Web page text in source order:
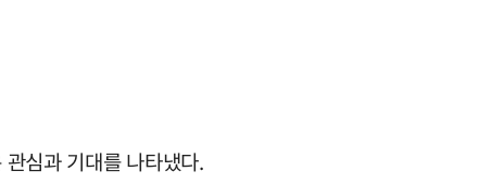
심과 기대를 나타냈다.